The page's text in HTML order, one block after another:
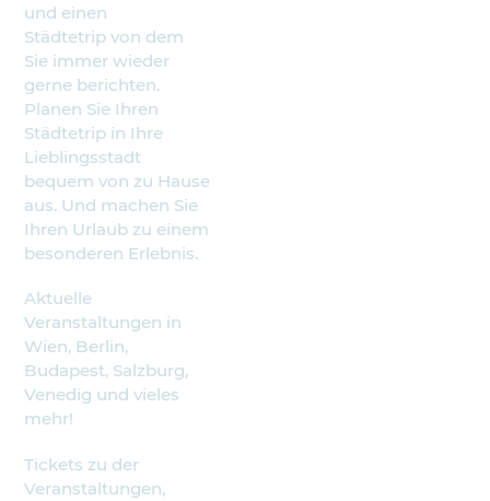
und einen
Städtetrip von dem
Sie immer wieder
gerne berichten.
Planen Sie Ihren
Städtetrip in Ihre
Lieblingsstadt
bequem von zu Hause
aus. Und machen Sie
Ihren Urlaub zu einem
besonderen Erlebnis.
Aktuelle
Veranstaltungen in
Wien, Berlin,
Budapest, Salzburg,
Venedig und vieles
mehr!
Tickets zu der
Veranstaltungen,